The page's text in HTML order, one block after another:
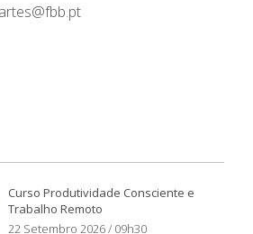
Curso Produtividade Consciente e
Trabalho Remoto
22 Setembro 2026 / 09h30